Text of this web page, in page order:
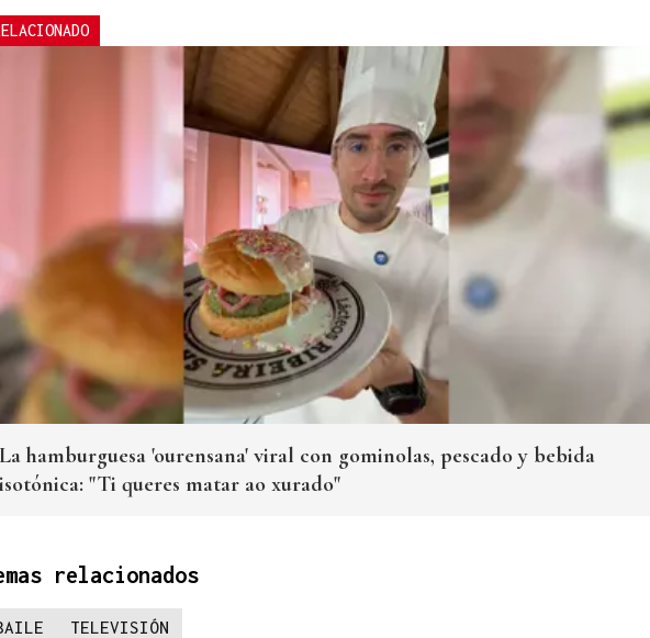
La hamburguesa 'ourensana' viral con gominolas, pescado y bebida
isotónica: "Ti queres matar ao xurado"
relacionados
TELEVISIÓN